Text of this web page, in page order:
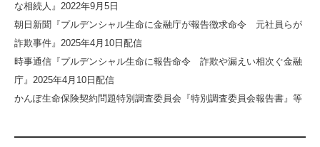
な相続人』2022年9月5日
朝日新聞『プルデンシャル生命に金融庁が報告徴求命令 元社員らが
詐欺事件』2025年4月10日配信
時事通信『プルデンシャル生命に報告命令 詐欺や漏えい相次ぐ金融
庁』2025年4月10日配信
かんぽ生命保険契約問題特別調査委員会『特別調査委員会報告書』等